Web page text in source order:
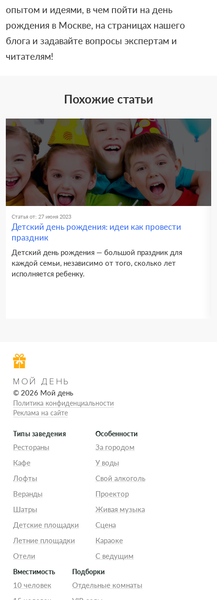
опытом и идеями, в чем пойти на день
рождения в Москве, на страницах нашего
блога и задавайте вопросы экспертам и
читателям!
Похожие статьи
Статья от: 27 июня 2023
Детский день рождения: идеи как провести
праздник
Детский день рождения — большой праздник для
каждой семьи, независимо от того, сколько лет
исполняется ребенку.
МОЙ ДЕНЬ
© 2026 Мой день
Политика конфиденциальности
Реклама на сайте
Типы заведения
Рестораны
Кафе
Лофты
Веранды
Шатры
Детские площадки
Летние площадки
Отели
Особенности
За городом
У воды
Свой алкоголь
Проектор
Живая музыка
Сцена
Караоке
С ведущим
Вместимость
10 человек
Подборки
Отдельные комнаты